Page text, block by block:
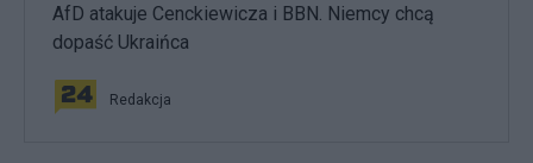
AfD atakuje Cenckiewicza i BBN. Niemcy chcą
dopaść Ukraińca
Redakcja